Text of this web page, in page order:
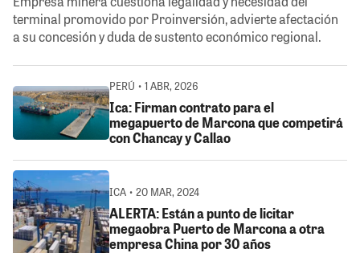
terminal promovido por Proinversión, advierte afectación
a su concesión y duda de sustento económico regional.
PERÚ • 1 ABR, 2026
Ica: Firman contrato para el
megapuerto de Marcona que competirá
con Chancay y Callao
ICA • 20 MAR, 2024
ALERTA: Están a punto de licitar
megaobra Puerto de Marcona a otra
empresa China por 30 años